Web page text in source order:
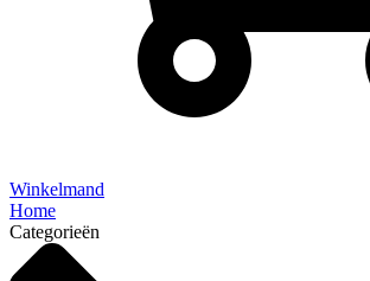
Winkelmand
Home
Categorieën